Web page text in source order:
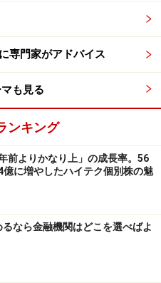
てはいけない＞
要なもの以外への返信に時
思います。メールの多くは
ても、なんとなく仕事をし
要です。必要ならすぐ電話
午後に回しましょう。
書き出してはいけな
専門家がアドバイス
も見る
ンキング
前よりかなり上」の成長率。56
億に増やしたハイテク個別株の魅
るなら金融機関はどこを選べばよ